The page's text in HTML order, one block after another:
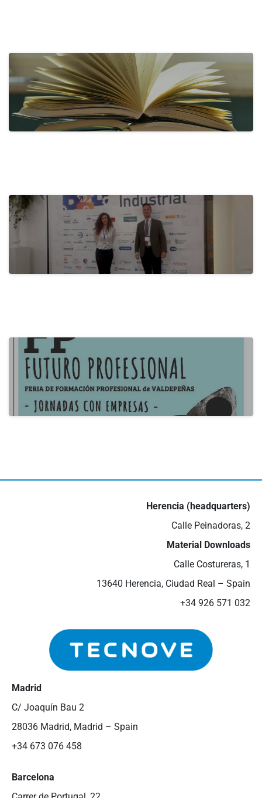
31 de May de 2024
Promoting…
28 de May de 2024
22 de May de 2024
Herencia (headquarters)
Calle Peinadoras, 2
Material Downloads
Calle Costureras, 1
13640 Herencia, Ciudad Real – Spain
+34 926 571 032
Madrid
C/ Joaquín Bau 2
28036 Madrid, Madrid – Spain
+34 673 076 458
Barcelona